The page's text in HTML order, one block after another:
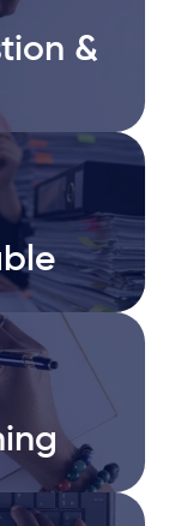
&
&